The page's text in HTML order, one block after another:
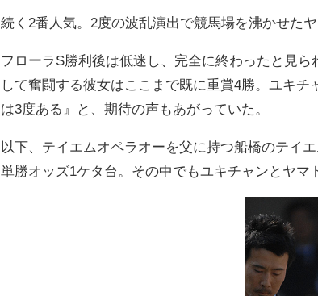
続く2番人気。2度の波乱演出で競馬場を沸かせたヤ
フローラS勝利後は低迷し、完全に終わったと見
して奮闘する彼女はここまで既に重賞4勝。ユキ
は3度ある』と、期待の声もあがっていた。
以下、テイエムオペラオーを父に持つ船橋のテイ
単勝オッズ1ケタ台。その中でもユキチャンとヤマ